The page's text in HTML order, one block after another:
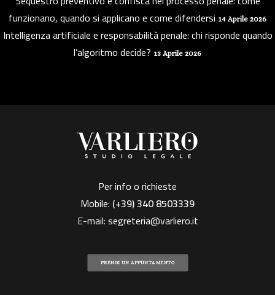
funzionano, quando si applicano e come difendersi 14 Aprile 2026
Intelligenza artificiale e responsabilità penale: chi risponde quando
l’algoritmo decide? 13 Aprile 2026
Per info o richieste
Mobile: (+39)340 8503339
E-mail:segreteria@varliero.it
PRENDI UN APPUNTAMENTO